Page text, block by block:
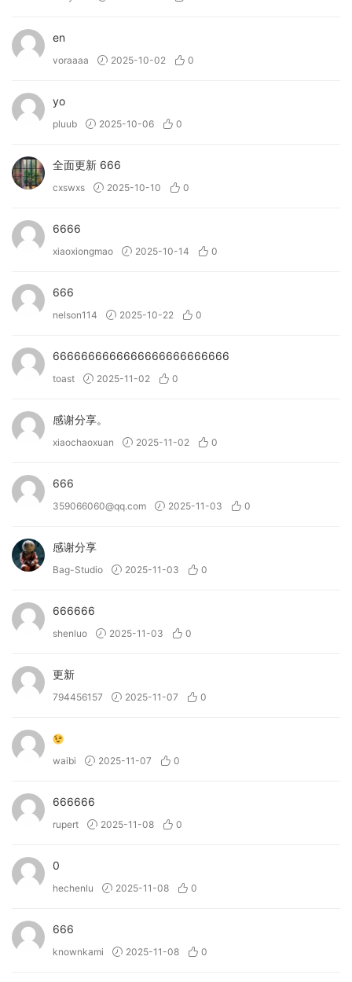
• Enhance atmospheres with mesmerising textures.
• Give mono sounds creative spatial complexity.
• Visualise your sound with a 3D reactive object.
→ What can Motion: Harmonic do?
• Design expressive filter sweeps for tension.
• Distort drum hits with unique character.
• Create morphing textures and atmospheres.
• Energize guitar and synth melodies.
• Experiment with sound design using your mouse.
• Visualize audio with the 3D reactive object.
• Spectrogram – Visual analysis of loudness of frequencies
at a given time.
frequencies.
• Waveform Analyzer – Visual representation of an audio
• Phase Correlation Meter – Analysis of left and right
channel phase differences.
and detail.
→ What can KSHMR Chain do?
• Powerful Macro Control
• Developed with KSHMR
• Parallel Processing
• Customisable FX Chains
→ What can Lifeline Console do?
• Pre-amp warms and enhances the signal with colourful
saturation via a customisable frequency response.
analogue circuitry.
• Compressor makes quick work of dynamics duties and
• Modulation imparts the movement and life of warped
records and tape speed variations.
playback, introducing the noise, artefacts and
unpredictable nature of tape, vinyl and cassette.
en
voraaaa 2025-10-02 0
yo
pluub 2025-10-06 0
全面更新 666
cxswxs 2025-10-10 0
6666
xiaoxiongmao 2025-10-14 0
666
nelson114 2025-10-22 0
6666666666666666666666666
toast 2025-11-02 0
感谢分享。
xiaochaoxuan 2025-11-02 0
666
359066060@qq.com 2025-11-03 0
感谢分享
Bag-Studio 2025-11-03 0
666666
shenluo 2025-11-03 0
更新
794456157 2025-11-07 0
waibi 2025-11-07 0
666666
rupert 2025-11-08 0
0
hechenlu 2025-11-08 0
666
knownkami 2025-11-08 0